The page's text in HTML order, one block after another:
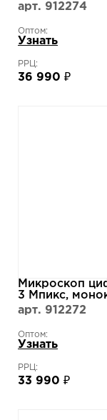
арт. 912274
Оптом:
Узнать
РРЦ:
36 990 ₽
Микроскоп
3 Мпикс,
арт. 912272
Оптом:
Узнать
РРЦ:
33 990 ₽